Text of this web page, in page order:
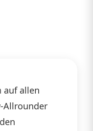
auf allen
Allrounder